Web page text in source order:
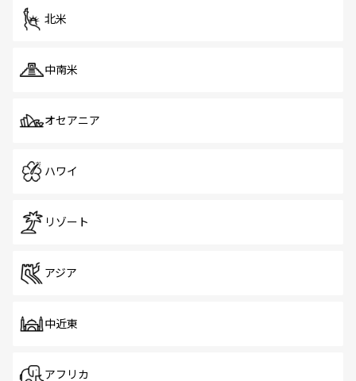
北米
中南米
オセアニア
ハワイ
リゾート
アジア
中近東
アフリカ